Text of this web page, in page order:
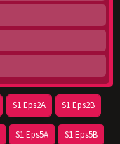
S1 Eps2A S1 Eps2B
S1 Eps5A S1 Eps5B